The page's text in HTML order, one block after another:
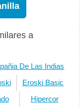
a
De Las Indias
Eroski Basic
Hipercor